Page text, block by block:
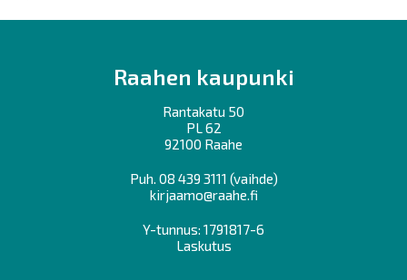
Raahen kaupunki
Rantakatu 50
PL 62
92100 Raahe
Puh. 08 439 3111 (vaihde)
kirjaamo@raahe.fi
Y-tunnus: 1791817-6
Laskutus